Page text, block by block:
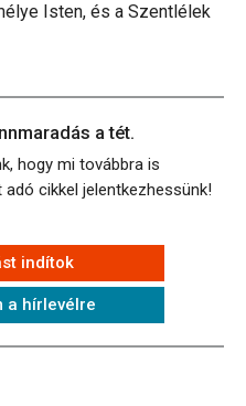
Isten, és a Szentlélek
a tét.
hogy mi továbbra is
cikkel jelentkezhessünk!
indítok
a hírlevélre